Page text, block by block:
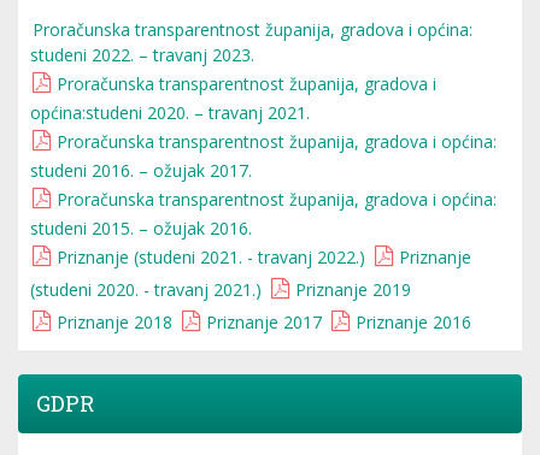
Proračunska transparentnost županija, gradova i općina:
studeni 2022. – travanj 2023.
Proračunska transparentnost županija, gradova i
općina:studeni 2020. – travanj 2021.
Proračunska transparentnost županija, gradova i općina:
studeni 2016. – ožujak 2017.
Proračunska transparentnost županija, gradova i općina:
studeni 2015. – ožujak 2016.
Priznanje (studeni 2021. - travanj 2022.)
Priznanje
(studeni 2020. - travanj 2021.)
Priznanje 2019
Priznanje 2018
Priznanje 2017 Priznanje 2016
GDPR